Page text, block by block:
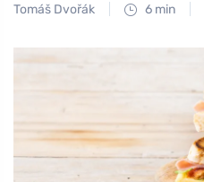
Tomáš Dvořák 6 min